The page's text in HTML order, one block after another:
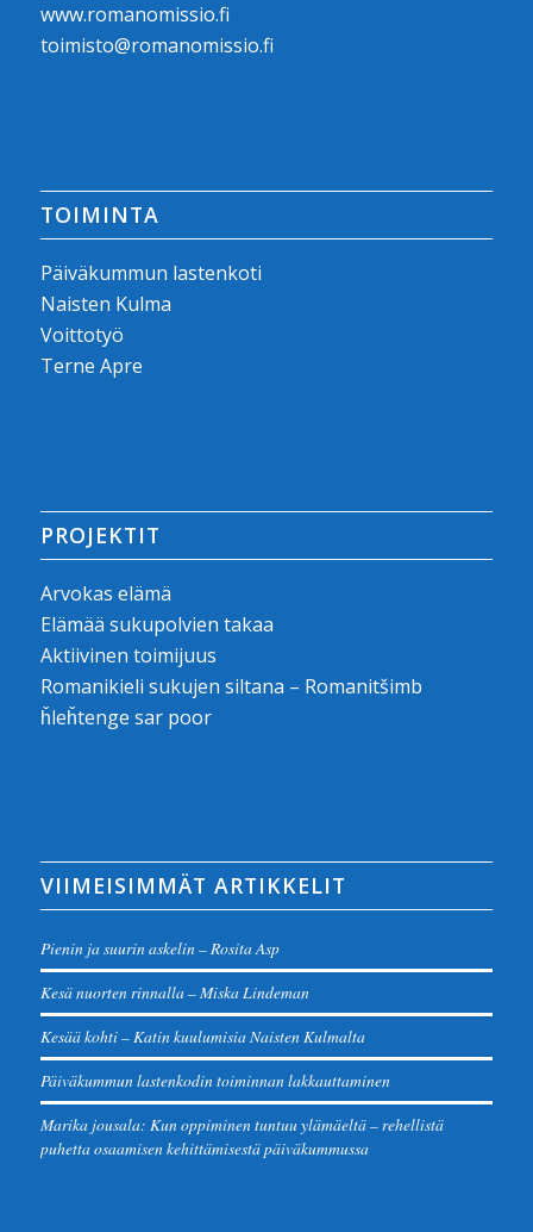
www.romanomissio.fi
toimisto@romanomissio.fi
TOIMINTA
Päiväkummun lastenkoti
Naisten Kulma
Voittotyö
Terne Apre
PROJEKTIT
Arvokas elämä
Elämää sukupolvien takaa
Aktiivinen toimijuus
Romanikieli sukujen siltana – Romanitšimb
ȟleȟtenge sar poor
VIIMEISIMMÄT ARTIKKELIT
Pienin ja suurin askelin – Rosita Asp
Kesä nuorten rinnalla – Miska Lindeman
Kesää kohti – Katin kuulumisia Naisten Kulmalta
Päiväkummun lastenkodin toiminnan lakkauttaminen
Marika jousala: Kun oppiminen tuntuu ylämäeltä – rehellistä
puhetta osaamisen kehittämisestä päiväkummussa